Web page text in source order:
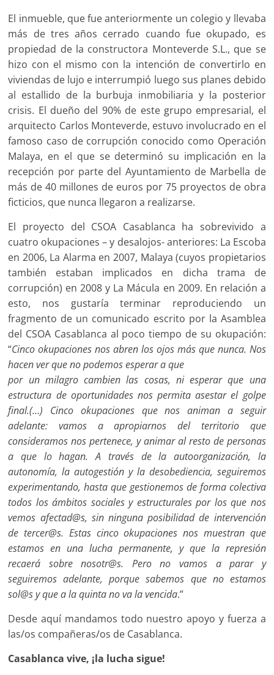
El inmueble, que fue anteriormente un colegio y llevaba
más de tres años cerrado cuando fue okupado, es
propiedad de la constructora Monteverde S.L., que se
hizo con el mismo con la intención de convertirlo en
viviendas de lujo e interrumpió luego sus planes debido
al estallido de la burbuja inmobiliaria y la posterior
crisis. El dueño del 90% de este grupo empresarial, el
arquitecto Carlos Monteverde, estuvo involucrado en el
famoso caso de corrupción conocido como Operación
Malaya, en el que se determinó su implicación en la
recepción por parte del Ayuntamiento de Marbella de
más de 40 millones de euros por 75 proyectos de obra
ficticios, que nunca llegaron a realizarse.
El proyecto del CSOA Casablanca ha sobrevivido a
cuatro okupaciones – y desalojos- anteriores: La Escoba
en 2006, La Alarma en 2007, Malaya (cuyos propietarios
también estaban implicados en dicha trama de
corrupción) en 2008 y La Mácula en 2009. En relación a
esto, nos gustaría terminar reproduciendo un
fragmento de un comunicado escrito por la Asamblea
del CSOA Casablanca al poco tiempo de su okupación:
“Cinco okupaciones nos abren los ojos más que nunca. Nos
hacen ver que no podemos esperar a que
por un milagro cambien las cosas, ni esperar que una
estructura de oportunidades nos permita asestar el golpe
final.(…) Cinco okupaciones que nos animan a seguir
adelante: vamos a apropiarnos del territorio que
consideramos nos pertenece, y animar al resto de personas
a que lo hagan. A través de la autoorganización, la
autonomía, la autogestión y la desobediencia, seguiremos
experimentando, hasta que gestionemos de forma colectiva
todos los ámbitos sociales y estructurales por los que nos
vemos afectad@s, sin ninguna posibilidad de intervención
de tercer@s. Estas cinco okupaciones nos muestran que
estamos en una lucha permanente, y que la represión
recaerá sobre nosotr@s. Pero no vamos a parar y
seguiremos adelante, porque sabemos que no estamos
sol@s y que a la quinta no va la vencida.”
Desde aquí mandamos todo nuestro apoyo y fuerza a
las/os compañeras/os de Casablanca.
Casablanca vive, ¡la lucha sigue!